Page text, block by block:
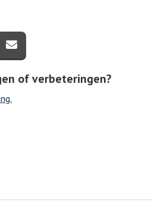
via Facebook
pagina via Twitter
deze pagina via LinkedIn
of verbeteringen?